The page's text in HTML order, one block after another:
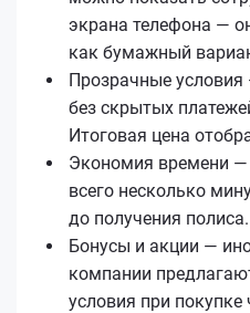
экрана телефона —
как бумажный
Прозрачные
без скрытых
Итоговая цена
Экономия времени —
всего несколько
до получения полиса.
Бонусы и акции —
компании
условия при покупке